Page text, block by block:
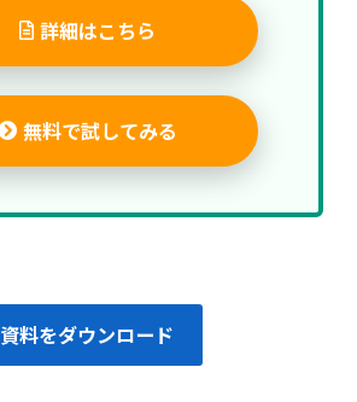
詳細はこちら
無料で試してみる
資料をダウンロード